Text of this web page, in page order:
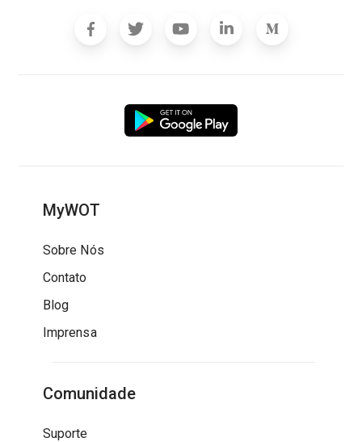
MyWOT
Sobre Nós
Contato
Blog
Imprensa
Comunidade
Suporte